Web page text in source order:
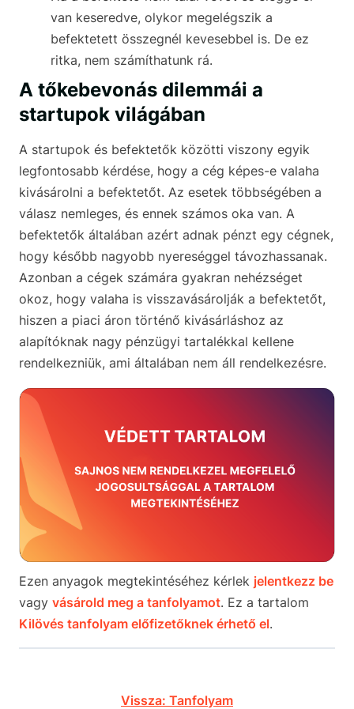
van keseredve, olykor megelégszik a
befektetett összegnél kevesebbel is. De ez
ritka, nem számíthatunk rá.
A tőkebevonás dilemmái a
startupok világában
A startupok és befektetők közötti viszony egyik
legfontosabb kérdése, hogy a cég képes-e valaha
kivásárolni a befektetőt. Az esetek többségében a
válasz nemleges, és ennek számos oka van. A
befektetők általában azért adnak pénzt egy cégnek,
hogy később nagyobb nyereséggel távozhassanak.
Azonban a cégek számára gyakran nehézséget
okoz, hogy valaha is visszavásárolják a befektetőt,
hiszen a piaci áron történő kivásárláshoz az
alapítóknak nagy pénzügyi tartalékkal kellene
rendelkezniük, ami általában nem áll rendelkezésre.
Ezen anyagok megtekintéséhez kérlek jelentkezz be
vagy vásárold meg a tanfolyamot. Ez a tartalom
Kilövés tanfolyam előfizetőknek érhető el.
Vissza: Tanfolyam